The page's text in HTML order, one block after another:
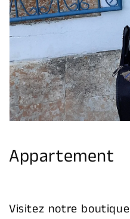
Appartement
Visitez notre boutique